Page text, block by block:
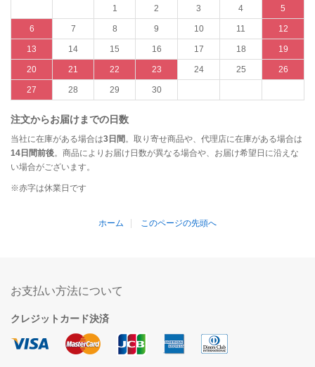
1 2 3 4 5
6 7 8 9 10 11 12
13 14 15 16 17 18 19
20 21 22 23 24 25 26
27 28 29 30
注文からお届けまでの日数
当社に在庫がある場合は3日間 。取り寄せ商品や、代理店に在庫がある場合は
14日間前後。商品によりお届け日数が異なる場合や、お届け希望日に沿えな
い場合がございます。
※赤字は休業日です
ホーム このページの先頭へ
お支払い方法について
クレジットカード決済